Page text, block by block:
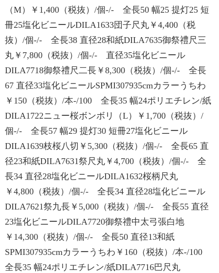
（M）￥1,400（税抜）/個-/- 全長50 幅25 提灯25 短
冊25塩化ビニールDILA1633団子尺丸￥4,400（税
抜）/個-/- 全長38 直径28和紙DILA7635御祭禮尺三
丸￥7,800（税抜）/個-/- 直径35塩化ビニール
DILA7718御祭禮尺二長￥8,300（税抜）/個-/- 全長
67 直径33塩化ビニールSPMI307935cmカラーうちわ
￥150（税抜）/本-/100 全長35 幅24ポリエチレン/紙
DILA1722ニュー桜ボンボリ（L）￥1,700（税抜）/
個-/- 全長57 幅29 提灯30 短冊27塩化ビニール
DILA1639枝桜八切￥5,300（税抜）/個-/- 全長65 直
径23和紙DILA7631祭尺丸￥4,700（税抜）/個-/- 全
長34 直径28塩化ビニールDILA1632桜柄尺丸
￥4,800（税抜）/個-/- 全長34 直径28塩化ビニール
DILA7621祭九長￥5,000（税抜）/個-/- 全長55 直径
23塩化ビニールDILA7720御祭禮中太弓張白地
￥14,300（税抜）/個-/- 全長50 直径13和紙
SPMI307935cmカラーうちわ￥160（税抜）/本-/100
全長35 幅24ポリエチレン/紙DILA7716巴尺丸